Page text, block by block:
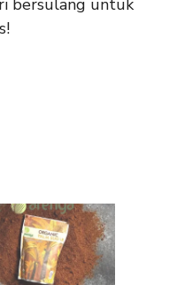
bersulang untuk